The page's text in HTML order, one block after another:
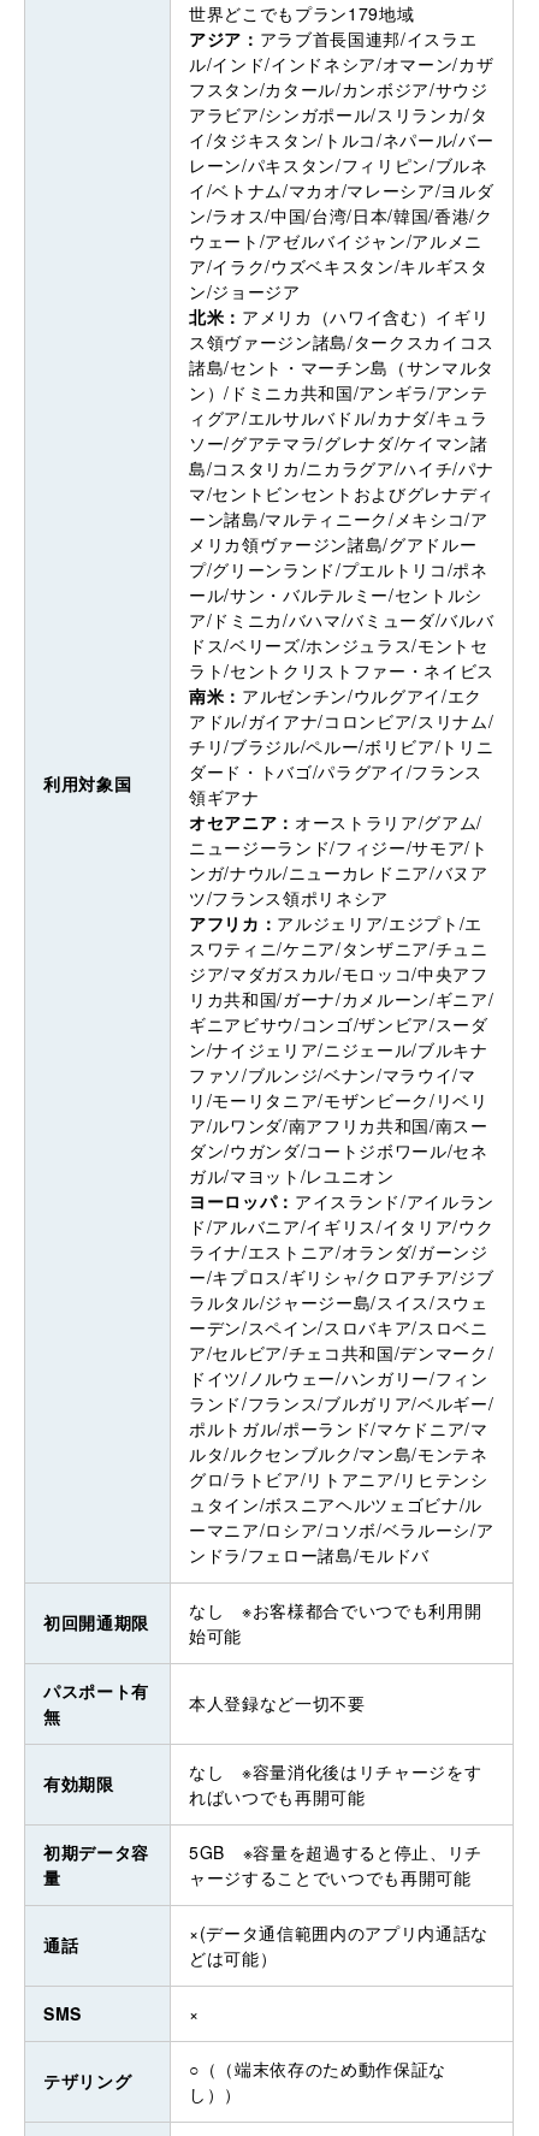
利用対象国
世界どこでもプラン179地域
アジア： アラブ首長国連邦/イスラエ
ル/インド/インドネシア/オマーン/カザ
フスタン/カタール/カンボジア/サウジ
アラビア/シンガポール/スリランカ/タ
イ/タジキスタン/トルコ/ネパール/バー
レーン/パキスタン/フィリピン/ブルネ
イ/ベトナム/マカオ/マレーシア/ヨルダ
ン/ラオス/中国/台湾/日本/韓国/香港/ク
ウェート/アゼルバイジャン/アルメニ
ア/イラク/ウズベキスタン/キルギスタ
ン/ジョージア
北米： アメリカ（ハワイ含む）イギリ
ス領ヴァージン諸島/タークスカイコス
諸島/セント・マーチン島（サンマルタ
ン）/ドミニカ共和国/アンギラ/アンテ
ィグア/エルサルバドル/カナダ/キュラ
ソー/グアテマラ/グレナダ/ケイマン諸
島/コスタリカ/ニカラグア/ハイチ/パナ
マ/セントビンセントおよびグレナディ
ーン諸島/マルティニーク/メキシコ/ア
メリカ領ヴァージン諸島/グアドルー
プ/グリーンランド/プエルトリコ/ポネ
ール/サン・バルテルミー/セントルシ
ア/ドミニカ/バハマ/バミューダ/バルバ
ドス/ベリーズ/ホンジュラス/モントセ
ラト/セントクリストファー・ネイビス
南米： アルゼンチン/ウルグアイ/エク
アドル/ガイアナ/コロンビア/スリナム/
チリ/ブラジル/ペルー/ボリビア/トリニ
ダード・トバゴ/パラグアイ/フランス
領ギアナ
オセアニア： オーストラリア/グアム/
ニュージーランド/フィジー/サモア/ト
ンガ/ナウル/ニューカレドニア/バヌア
ツ/フランス領ポリネシア
アフリカ： アルジェリア/エジプト/エ
スワティニ/ケニア/タンザニア/チュニ
ジア/マダガスカル/モロッコ/中央アフ
リカ共和国/ガーナ/カメルーン/ギニア/
ギニアビサウ/コンゴ/ザンビア/スーダ
ン/ナイジェリア/ニジェール/ブルキナ
ファソ/ブルンジ/ベナン/マラウイ/マ
リ/モーリタニア/モザンビーク/リベリ
ア/ルワンダ/南アフリカ共和国/南スー
ダン/ウガンダ/コートジボワール/セネ
ガル/マヨット/レユニオン
ヨーロッパ： アイスランド/アイルラン
ド/アルバニア/イギリス/イタリア/ウク
ライナ/エストニア/オランダ/ガーンジ
ー/キプロス/ギリシャ/クロアチア/ジブ
ラルタル/ジャージー島/スイス/スウェ
ーデン/スペイン/スロバキア/スロベニ
ア/セルビア/チェコ共和国/デンマーク/
ドイツ/ノルウェー/ハンガリー/フィン
ランド/フランス/ブルガリア/ベルギー/
ポルトガル/ポーランド/マケドニア/マ
ルタ/ルクセンブルク/マン島/モンテネ
グロ/ラトビア/リトアニア/リヒテンシ
ュタイン/ボスニアヘルツェゴビナ/ル
ーマニア/ロシア/コソボ/ベラルーシ/ア
ンドラ/フェロー諸島/モルドバ
初回開通期限
なし ※お客様都合でいつでも利用開
始可能
パスポート有
無
本人登録など一切不要
有効期限
なし ※容量消化後はリチャージをす
ればいつでも再開可能
初期データ容
量
5GB ※容量を超過すると停止、リチ
ャージすることでいつでも再開可能
通話
×(データ通信範囲内のアプリ内通話な
どは可能）
SMS ×
テザリング
○（（端末依存のため動作保証な
し））